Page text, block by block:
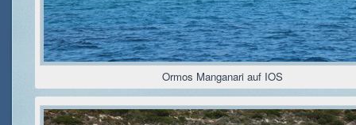
Ormos Manganari auf IOS